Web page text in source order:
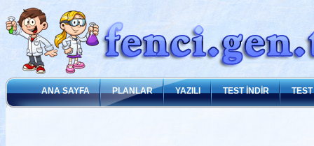
ANA SAYFA PLANLAR YAZILI TEST İNDİR